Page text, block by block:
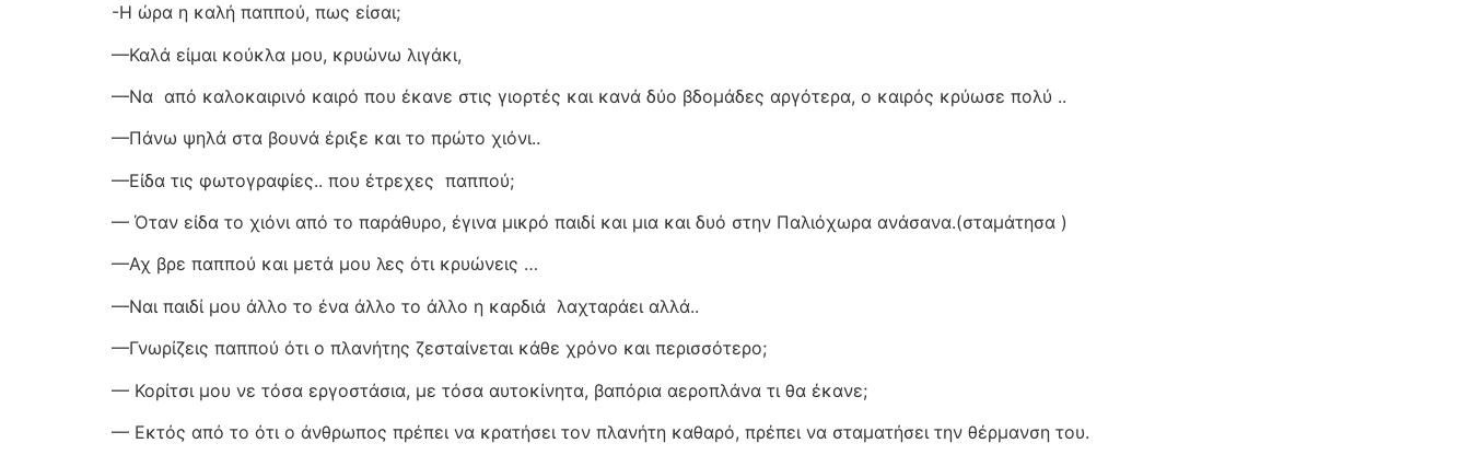
-Η ώρα η καλή παππού, πως είσαι;
—Καλά είμαι κούκλα μου, κρυώνω λιγάκι,
—Να από καλοκαιρινό καιρό που έκανε στις γιορτές και κανά δύο βδομάδες αργότερα, ο καιρός κρύωσε πολύ ..
—Πάνω ψηλά στα βουνά έριξε και το πρώτο χιόνι..
—Είδα τις φωτογραφίες.. που έτρεχες παππού;
— Όταν είδα το χιόνι από το παράθυρο, έγινα μικρό παιδί και μια και δυό στην Παλιόχωρα ανάσανα.(σταμάτησα )
—Αχ βρε παππού και μετά μου λες ότι κρυώνεις …
—Ναι παιδί μου άλλο το ένα άλλο το άλλο η καρδιά λαχταράει αλλά..
—Γνωρίζεις παππού ότι ο πλανήτης ζεσταίνεται κάθε χρόνο και περισσότερο;
— Κορίτσι μου νε τόσα εργοστάσια, με τόσα αυτοκίνητα, βαπόρια αεροπλάνα τι θα έκανε;
— Εκτός από το ότι ο άνθρωπος πρέπει να κρατήσει τον πλανήτη καθαρό, πρέπει να σταματήσει την θέρμανση του.